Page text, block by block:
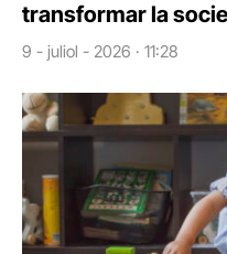
transformar la
9 - juliol - 2026 · 11:28